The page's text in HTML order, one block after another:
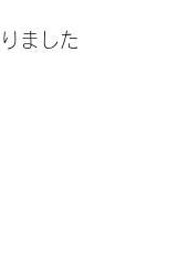
ました